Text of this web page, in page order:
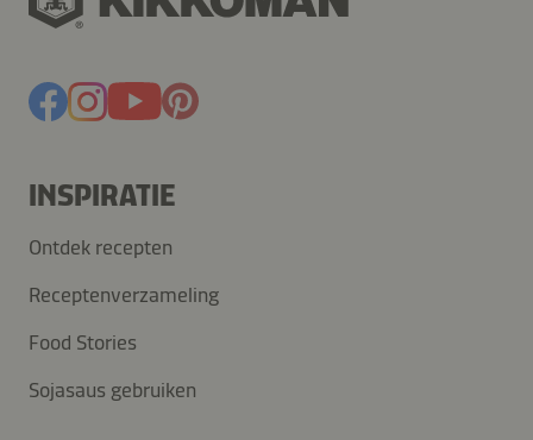
INSPIRATIE
Ontdek recepten
Receptenverzameling
Food Stories
Sojasaus gebruiken